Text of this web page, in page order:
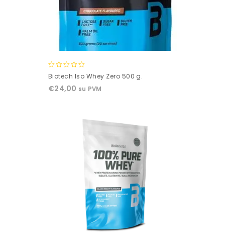
0
of
Biotech Iso Whey Zero 500 g.
€24,00 su PVM